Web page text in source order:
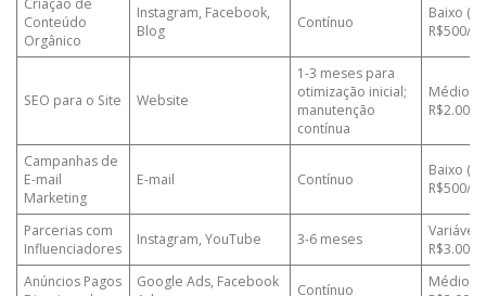
Criação de
Conteúdo
Orgânico
Instagram, Facebook,
Blog
Contínuo
Baixo
R$500/
SEO para o Site Website
1-3 meses para
otimização inicial;
manutenção
contínua
Médio
R$2.000
Campanhas de
E-mail
Marketing
E-mail Contínuo
Baixo
R$500/
Parcerias com
Influenciadores
Instagram, YouTube 3-6 meses
Variável
R$3.000
Anúncios Pagos
Google Ads, Facebook
Contínuo
Médio